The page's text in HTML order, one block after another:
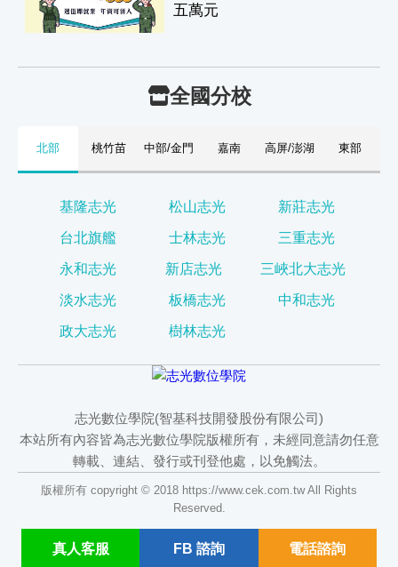
真人客服 FB 諮詢 電話諮詢
五萬元
全國分校
北部 桃竹苗 中部/金門 嘉南 高屏/澎湖 東部
基隆志光 松山志光 新莊志光
台北旗艦 士林志光 三重志光
永和志光 新店志光 三峽北大志光
淡水志光 板橋志光 中和志光
政大志光 樹林志光
志光數位學院(智基科技開發股份有限公司)
本站所有內容皆為志光數位學院版權所有，未經同意請勿任意
轉載、連結、發行或刊登他處，以免觸法。
版權所有 copyright © 2018 https://www.cek.com.tw All Rights
Reserved.